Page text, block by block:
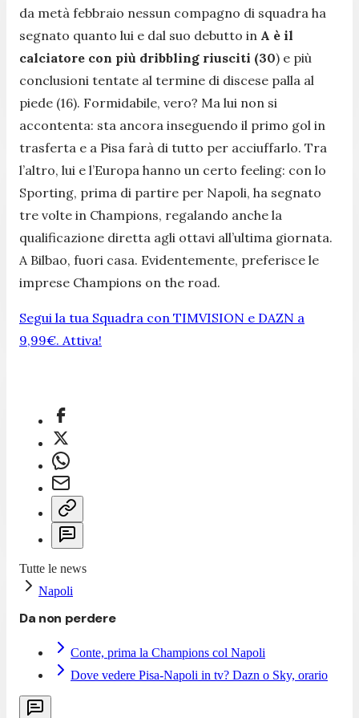
da metà febbraio nessun compagno di squadra ha
segnato quanto lui e dal suo debutto in A è il
calciatore con più dribbling riusciti (30) e più
conclusioni tentate al termine di discese palla al
piede (16). Formidabile, vero? Ma lui non si
accontenta: sta ancora inseguendo il primo gol in
trasferta e a Pisa farà di tutto per acciuffarlo. Tra
l’altro, lui e l’Europa hanno un certo feeling: con lo
Sporting, prima di partire per Napoli, ha segnato
tre volte in Champions, regalando anche la
qualificazione diretta agli ottavi all’ultima giornata.
A Bilbao, fuori casa. Evidentemente, preferisce le
imprese Champions on the road.
Segui la tua Squadra con TIMVISION e DAZN a
9,99€. Attiva!
Tutte le news
Napoli
Da non perdere
Conte, prima la Champions col Napoli
Dove vedere Pisa-Napoli in tv? Dazn o Sky, orario